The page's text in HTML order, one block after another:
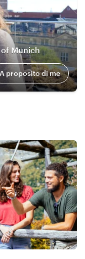
Munich
A proposito di me